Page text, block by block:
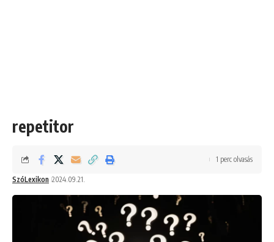
repetitor
SzóLexikon 2024.09.21.
1 perc olvasás